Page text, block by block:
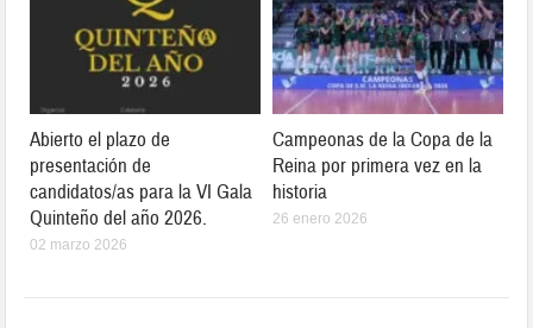
Abierto el plazo de
presentación de
candidatos/as para la VI Gala
Quinteño del año 2026.
02 marzo 2026
Campeonas de la Copa de la
Reina por primera vez en la
historia
26 enero 2026